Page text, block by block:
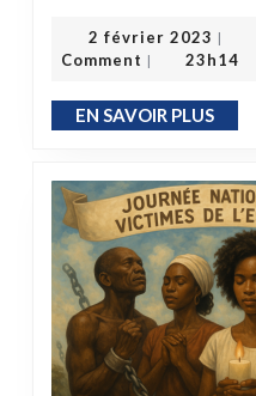
2 février 2023 |
Comment | 23h14
EN SAVOIR PLUSEN SAVOIR PLUS